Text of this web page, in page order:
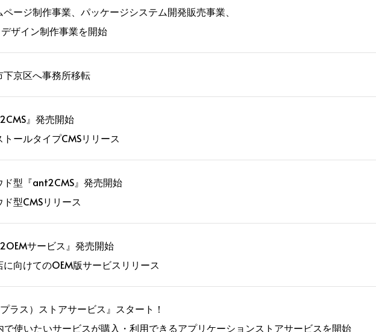
ページ制作事業、パッケージシステム開発販売事業、
デザイン制作事業を開始
下京区へ事務所移転
』発売開始
トールタイプCMSリリース
ド型『ant2CMS』発売開始
ド型CMSリリース
サービス』発売開始
に向けてのOEM版サービスリリース
プラス）ストアサービス』スタート！
で使いたいサービスが購入・利用できるアプリケーションストアサービスを開始